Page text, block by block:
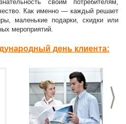
своим потребителям,
Как именно — каждый решает
маленькие подарки, скидки или
мероприятий.
день клиента:
>